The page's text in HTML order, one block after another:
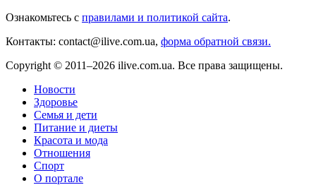
Ознакомьтесь с правилами и политикой сайта.
Контакты: contact@ilive.com.ua, форма обратной связи.
Copyright © 2011–2026 ilive.com.ua. Все права защищены.
Новости
Здоровье
Семья и дети
Питание и диеты
Красота и мода
Отношения
Спорт
О портале